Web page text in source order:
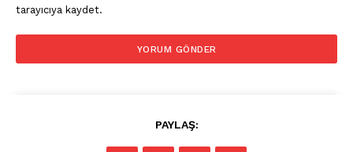
tarayıcıya kaydet.
PAYLAŞ: